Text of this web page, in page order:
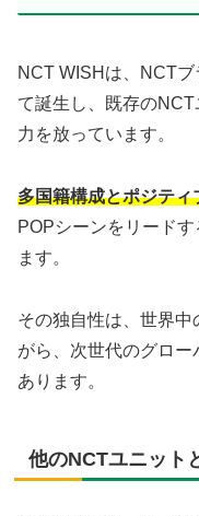
NCT WISHは、NCT
て誕生し、既存の
力を放っています。
多国籍構成とポジティ
POPシーンをリード
ます。
その独自性は、世界
がら、次世代のグロ
あります。
他のNCTユニット